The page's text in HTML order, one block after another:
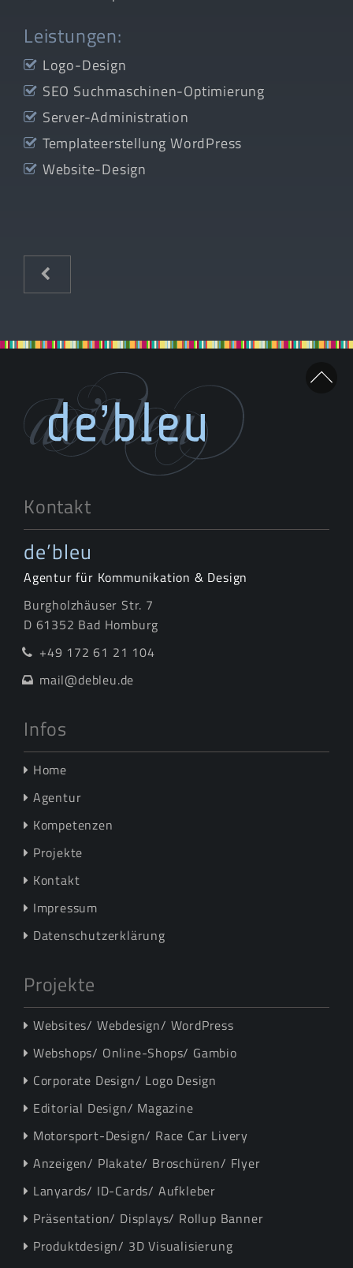
Leistungen:
Logo-Design
SEO Suchmaschinen-Optimierung
Server-Administration
Templateerstellung WordPress
Website-Design
Kontakt
de’bleu
Agentur für Kommunikation & Design
Burgholzhäuser Str. 7
D 61352 Bad Homburg
+49 172 61 21 104
mail@debleu.de
Infos
Home
Agentur
Kompetenzen
Projekte
Kontakt
Impressum
Datenschutzerklärung
Projekte
Websites/ Webdesign/ WordPress
Webshops/ Online-Shops/ Gambio
Corporate Design/ Logo Design
Editorial Design/ Magazine
Motorsport-Design/ Race Car Livery
Anzeigen/ Plakate/ Broschüren/ Flyer
Lanyards/ ID-Cards/ Aufkleber
Präsentation/ Displays/ Rollup Banner
Produktdesign/ 3D Visualisierung